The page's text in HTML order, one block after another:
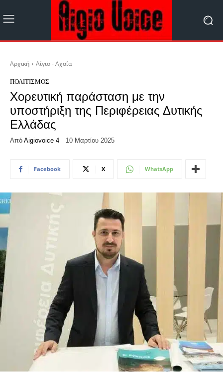
Αρχική Αίγιο - Αχαΐα
ΠΟΛΙΤΙΣΜΌΣ
Χορευτική παράσταση με την
υποστήριξη της Περιφέρειας Δυτικής
Ελλάδας
Από Aigiovoice 4 10 Μαρτίου 2025
Facebook X WhatsApp